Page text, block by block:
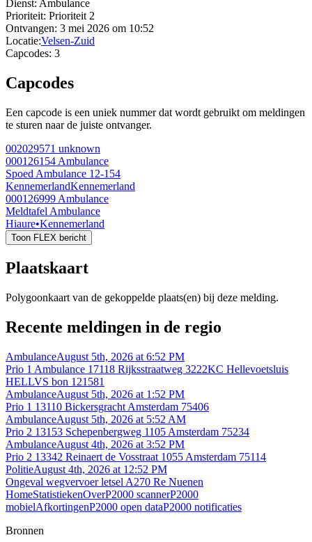
Dienst: Ambulance
Prioriteit: Prioriteit 2
Ontvangen: 3 mei 2026 om 10:52
Locatie:Velsen-Zuid
Capcodes: 3
Capcodes
Een capcode is een uniek nummer dat wordt gebruikt om meldingen
te sturen naar de juiste ontvanger.
002029571 unknown
000126154 Ambulance
Spoed Ambulance 12-154
KennemerlandKennemerland
000126999 Ambulance
Meldtafel Ambulance
Hiaure•Kennemerland
Toon FLEX bericht
Plaatskaart
Polygoonkaart van de gekoppelde plaats(en) bij deze melding.
Recente meldingen in de regio
AmbulanceAugust 5th, 2026 at 6:52 PM
Prio 1 Ambulance 17118 Rijksstraatweg 3222KC Hellevoetsluis
HELLVS bon 121581
AmbulanceAugust 5th, 2026 at 1:52 PM
Prio 1 13110 Bickersgracht Amsterdam 75406
AmbulanceAugust 5th, 2026 at 5:52 AM
Prio 2 13153 Schepenbergweg 1105 Amsterdam 75234
AmbulanceAugust 4th, 2026 at 3:52 PM
Prio 2 13342 Reinaert de Vosstraat 1055 Amsterdam 75114
PolitieAugust 4th, 2026 at 12:52 PM
Ongeval wegvervoer letsel A270 Re Nuenen
HomeStatistiekenOverP2000 scannerP2000
mobielAfkortingenP2000 open dataP2000 notificaties
Bronnen